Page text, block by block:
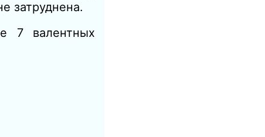
затруднена.
7 валентных